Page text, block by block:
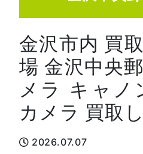
金沢市内 買
場 金沢中央
メラ キャノ
カメラ 買取
2026.07.07